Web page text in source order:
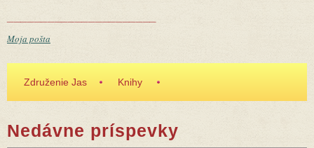
Moja pošta
Združenie Jas Knihy
Nedávne príspevky